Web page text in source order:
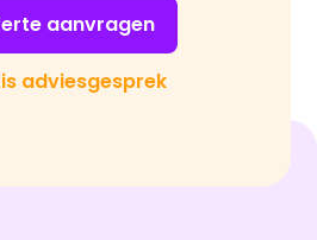
aanvragen
adviesgesprek